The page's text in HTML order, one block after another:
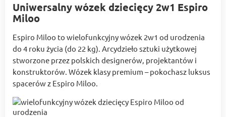
Uniwersalny wózek dziecięcy 2w1 Espiro
Miloo
Espiro Miloo to wielofunkcyjny wózek 2w1 od urodzenia
do 4 roku życia (do 22 kg). Arcydzieło sztuki użytkowej
stworzone przez polskich designerów, projektantów i
konstruktorów. Wózek klasy premium – pokochasz luksus
spacerów z Espiro Miloo.